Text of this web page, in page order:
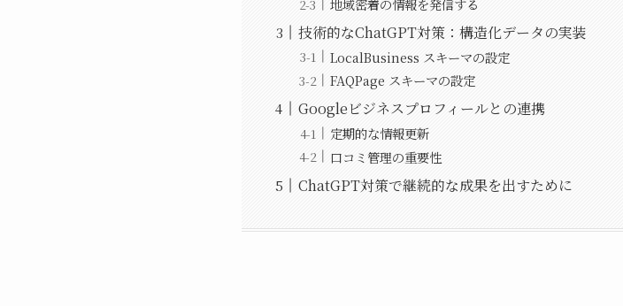
地域密着の情報を発信する
技術的なChatGPT対策：構造化データの実装
LocalBusiness スキーマの設定
FAQPage スキーマの設定
Googleビジネスプロフィールとの連携
定期的な情報更新
口コミ管理の重要性
ChatGPT対策で継続的な成果を出すために